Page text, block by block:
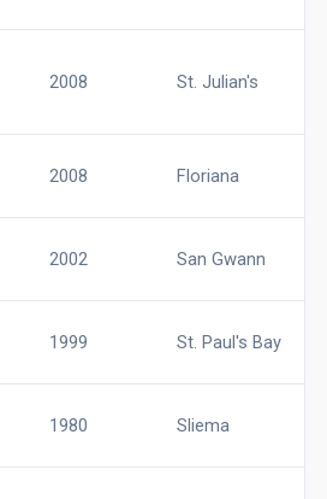
2008 St. Julian's
2008 Floriana
2002 San Gwann
1999 St. Paul's Bay
1980 Sliema